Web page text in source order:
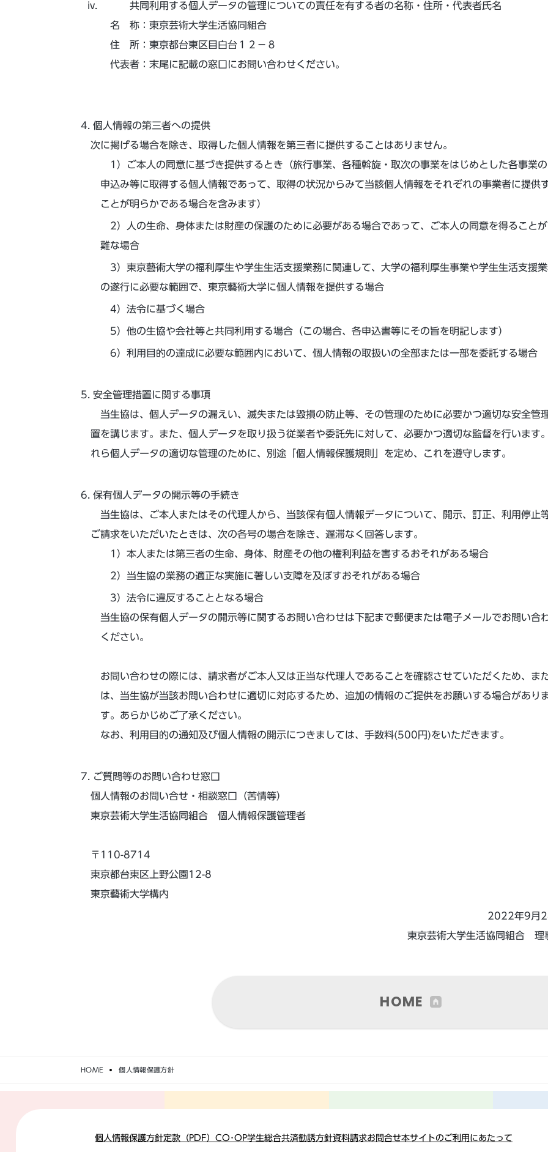
共同利用する個人データの管理についての責任を有する者の名称・住所・代表者氏名
名 称：東京芸術大学生活協同組合
住 所：東京都台東区目白台１２－８
代表者：末尾に記載の窓口にお問い合わせください。
個人情報の第三者への提供
次に掲げる場合を除き、取得した個人情報を第三者に提供することはありません。
ご本人の同意に基づき提供するとき（旅行事業、各種斡旋・取次の事業をはじめとした各事業
申込み等に取得する個人情報であって、取得の状況からみて当該個人情報をそれぞれの事業者に提供
ことが明らかである場合を含みます）
人の生命、身体または財産の保護のために必要がある場合であって、ご本人の同意を得ることが
難な場合
東京藝術大学の福利厚生や学生生活支援業務に関連して、大学の福利厚生事業や学生生活支援
の遂行に必要な範囲で、東京藝術大学に個人情報を提供する場合
法令に基づく場合
他の生協や会社等と共同利用する場合（この場合、各申込書等にその旨を明記します）
利用目的の達成に必要な範囲内において、個人情報の取扱いの全部または一部を委託する場合
安全管理措置に関する事項
当生協は、個人データの漏えい、滅失または毀損の防止等、その管理のために必要かつ適切な安全管
置を講じます。また、個人データを取り扱う従業者や委託先に対して、必要かつ適切な監督を行います
れら個人データの適切な管理のために、別途「個人情報保護規則」を定め、これを遵守します。
保有個人データの開示等の手続き
当生協は、ご本人またはその代理人から、当該保有個人情報データについて、開示、訂正、利用停止
ご請求をいただいたときは、次の各号の場合を除き、遅滞なく回答します。
本人または第三者の生命、身体、財産その他の権利利益を害するおそれがある場合
当生協の業務の適正な実施に著しい支障を及ぼすおそれがある場合
法令に違反することとなる場合
当生協の保有個人データの開示等に関するお問い合わせは下記まで郵便または電子メールでお問い合
ください。
お問い合わせの際には、請求者がご本人又は正当な代理人であることを確認させていただくため、ま
は、当生協が当該お問い合わせに適切に対応するため、追加の情報のご提供をお願いする場合があり
す。あらかじめご了承ください。
なお、利用目的の通知及び個人情報の開示につきましては、手数料(500円)をいただきます。
ご質問等のお問い合わせ窓口
個人情報のお問い合せ・相談窓口（苦情等）
東京芸術大学生活協同組合 個人情報保護管理者
〒110-8714
東京都台東区上野公園12-8
東京藝術大学構内
2022年9月
東京芸術大学生活協同組合 理
HOME
HOME 個人情報保護方針
個人情報保護方針定款（PDF） CO･OP学生総合共済勧誘方針資料請求お問合せ本サイトのご利用にあたって